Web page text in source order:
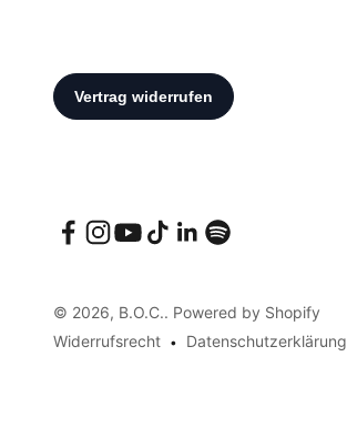
© 2026, B.O.C.. Powered by Shopify
Widerrufsrecht
Datenschutzerklärung